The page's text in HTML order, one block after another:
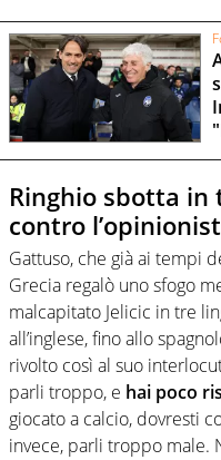
Ringhio sbotta in
contro
Gattuso, che già ai tempi
Grecia regalò uno sfogo
malcapitato Jelicic in tre
all’inglese, fino allo
rivolto così al suo
parli troppo, e hai poco
giocato a calcio, dovresti
invece, parli troppo male.